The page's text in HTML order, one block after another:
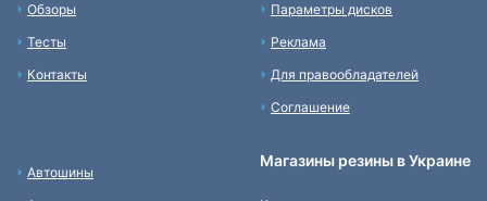
Обзоры
Тесты
Контакты
Параметры дисков
Реклама
Для правообладателей
Соглашение
Автошины
Магазины резины в Украине